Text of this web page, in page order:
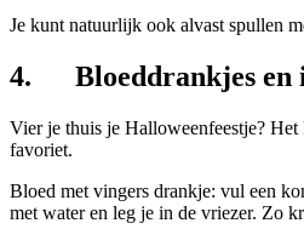
Je kunt natuurlijk ook alvast spullen
4. Bloeddrankjes en
Vier je thuis je Halloweenfeestje?
favoriet.
Bloed met vingers drankje: vul een
met water en leg je in de vriezer. Zo